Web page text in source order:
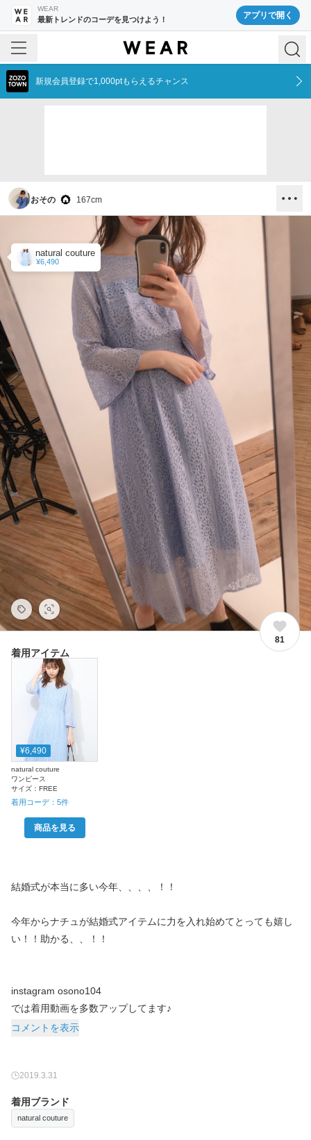
WEAR
最新トレンドのコーデを見つけよう！ アプリで開く
新規会員登録で1,000ptもらえるチャンス
おその 167cm
natural couture
¥6,490
81
着用アイテム
¥6,490
natural couture
ワンピース
サイズ： FREE
着用コーデ： 5件
商品を見る
結婚式が本当に多い今年、、、、！！
今年からナチュが結婚式アイテムに力を入れ始めてとっても嬉し
い！！助かる、、！！
instagram osono104
コメントを表示
2019.3.31
着用ブランド
natural couture